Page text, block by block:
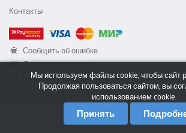
Контакты
Сообщить об ошибке
Служба поддержки
RSSМы используем файлы cookie, чтобы сайт
Продолжая пользоваться сайтом, вы
использованием cookie.
Принять